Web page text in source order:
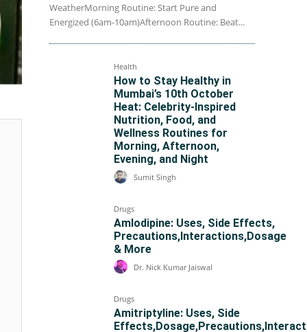
WeatherMorning Routine: Start Pure and
Energized (6am-10am)Afternoon Routine: Beat...
Health
How to Stay Healthy in
Mumbai’s 10th October
Heat: Celebrity-Inspired
Nutrition, Food, and
Wellness Routines for
Morning, Afternoon,
Evening, and Night
Sumit Singh
Drugs
Amlodipine: Uses, Side Effects,
Precautions,Interactions,Dosage
& More
Dr. Nick Kumar Jaiswal
Drugs
Amitriptyline: Uses, Side
Effects,Dosage,Precautions,Interact